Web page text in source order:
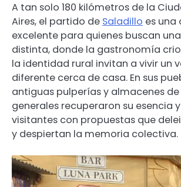
A tan solo 180 kilómetros de la
Aires, el partido de Saladillo es una
excelente para quienes buscan
distinta, donde la gastronomía
la identidad rural invitan a vivir un
diferente cerca de casa. En sus
antiguas pulperías y almacenes
generales recuperaron su esencia
visitantes con propuestas que
y despiertan la memoria colectiva.